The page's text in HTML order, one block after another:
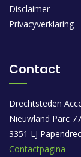
Disclaimer
Privacyverklaring
Contact
Drechtsteden
Nieuwland Parc 77
3351 LJ
Contactpagina